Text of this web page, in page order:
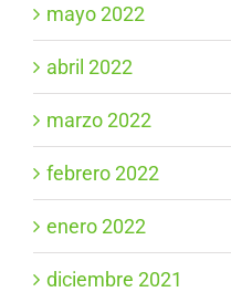
mayo 2022
abril 2022
marzo 2022
febrero 2022
enero 2022
diciembre 2021